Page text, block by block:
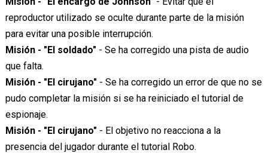
reproductor utilizado se oculte durante parte de la misión
para evitar una posible interrupción.
Misión - "El soldado" - Se ha corregido una pista de audio
que falta.
Misión - "El cirujano" - Se ha corregido un error de que no se
pudo completar la misión si se ha reiniciado el tutorial de
espionaje.
Misión - "El cirujano" - El objetivo no reacciona a la
presencia del jugador durante el tutorial Robo.